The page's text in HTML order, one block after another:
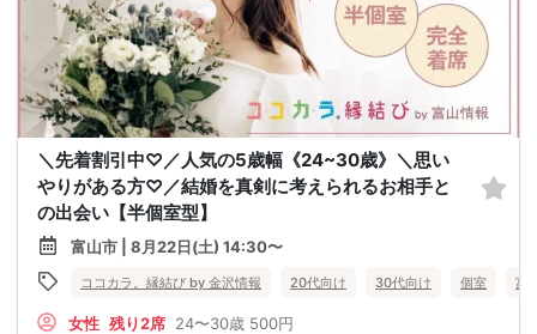
＼先着割引中♡／人気の5歳幅《24~30歳》＼思い
やりがある方♡／結婚を真剣に考えられるお相手と
の出会い【半個室型】
富山市 | 8月22日(土) 14:30〜
ココカラ。縁結び by 金沢情報 20代向け 30代向け 個室 富
女性 残り2席 24〜30歳 500円